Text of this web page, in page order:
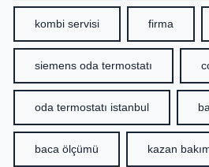
kombi servisi firma
siemens oda termostatı
oda termostatı istanbul
baca ölçümü kazan